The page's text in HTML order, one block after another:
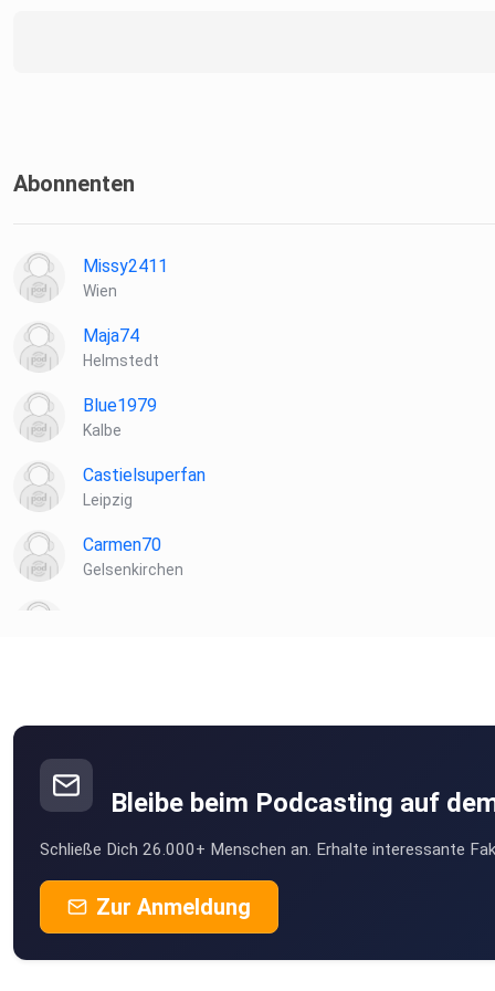
Abonnenten
Missy2411
Wien
Maja74
Helmstedt
Blue1979
Kalbe
Castielsuperfan
Leipzig
Carmen70
Gelsenkirchen
xoo7rodc
Yerevan
Hockenheim
Tint
Bleibe beim Podcasting auf
Schließe Dich 26.000+ Menschen an. Erhalte interessante
Zur Anmeldung